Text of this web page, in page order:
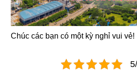
Chúc các bạn có một kỳ nghỉ vui vẻ!